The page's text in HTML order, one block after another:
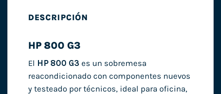
DESCRIPCIÓN
HP 800 G3
El HP 800 G3 es un sobremesa
reacondicionado con componentes nuevos
y testeado por técnicos, ideal para oficina,